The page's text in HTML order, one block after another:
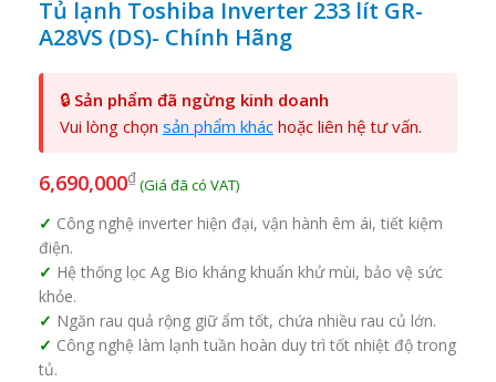
Tủ lạnh Toshiba Inverter 233 lít GR-
A28VS (DS)- Chính Hãng
🔒 Sản phẩm đã ngừng kinh doanh
Vui lòng chọn sản phẩm khác hoặc liên hệ tư vấn.
6,690,000₫
Công nghệ inverter hiện đại, vận hành êm ái, tiết kiệm
điện.
Hệ thống lọc Ag Bio kháng khuẩn khử mùi, bảo vệ sức
khỏe.
Ngăn rau quả rộng giữ ẩm tốt, chứa nhiều rau củ lớn.
Công nghệ làm lạnh tuần hoàn duy trì tốt nhiệt độ trong
tủ.